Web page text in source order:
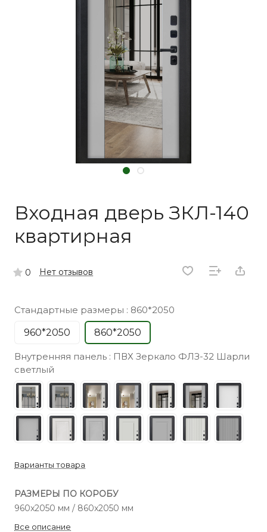
Входная дверь ЗКЛ-140
квартирная
0 Нет отзывов
Стандартные размеры : 860*2050
960*2050
860*2050
Внутренняя панель : ПВХ Зеркало ФЛЗ-32 Шарли
светлый
Варианты товара
РАЗМЕРЫ ПО КОРОБУ
960x2050 мм / 860x2050 мм
Все описание